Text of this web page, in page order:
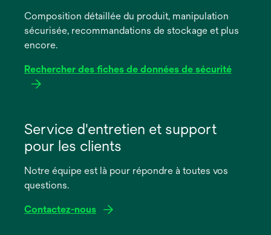
nouvel
onglet
Composition détaillée du produit, manipulation
sécurisée, recommandations de stockage et plus
encore.
Rechercher des fiches de données de sécurité
dans
nouvel
onglet
Service d'entretien et support
pour les clients
Notre équipe est là pour répondre à toutes vos
questions.
Contactez-nous